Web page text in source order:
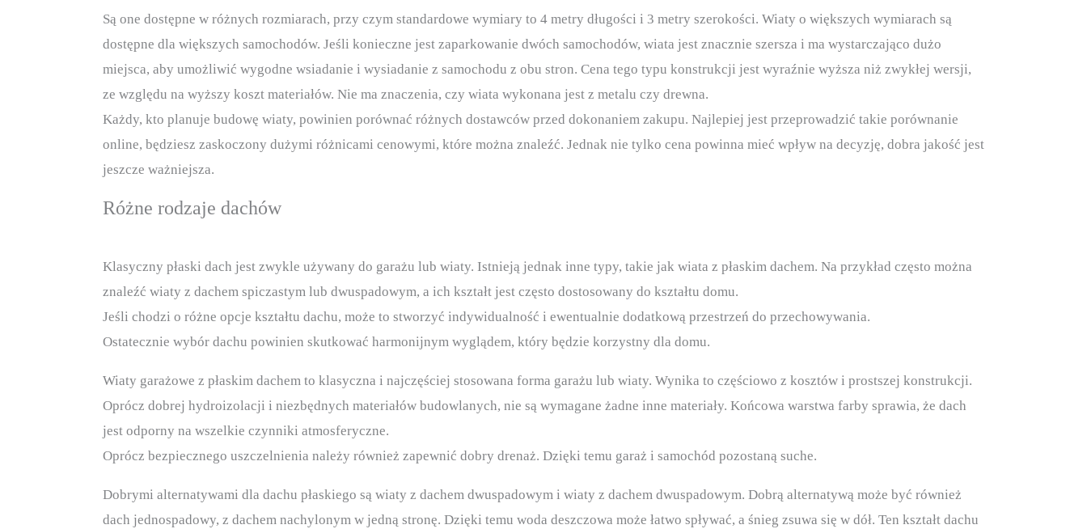
Są one dostępne w różnych rozmiarach, przy czym standardowe wymiary to 4 metry długości i 3 metry szerokości. Wiaty o większych wymiarach są
dostępne dla większych samochodów. Jeśli konieczne jest zaparkowanie dwóch samochodów, wiata jest znacznie szersza i ma wystarczająco dużo
miejsca, aby umożliwić wygodne wsiadanie i wysiadanie z samochodu z obu stron. Cena tego typu konstrukcji jest wyraźnie wyższa niż zwykłej wersji,
ze względu na wyższy koszt materiałów. Nie ma znaczenia, czy wiata wykonana jest z metalu czy drewna.
Każdy, kto planuje budowę wiaty, powinien porównać różnych dostawców przed dokonaniem zakupu. Najlepiej jest przeprowadzić takie porównanie
online, będziesz zaskoczony dużymi różnicami cenowymi, które można znaleźć. Jednak nie tylko cena powinna mieć wpływ na decyzję, dobra jakość jest
jeszcze ważniejsza.
Różne rodzaje dachów
Klasyczny płaski dach jest zwykle używany do garażu lub wiaty. Istnieją jednak inne typy, takie jak wiata z płaskim dachem. Na przykład często można
znaleźć wiaty z dachem spiczastym lub dwuspadowym, a ich kształt jest często dostosowany do kształtu domu.
Jeśli chodzi o różne opcje kształtu dachu, może to stworzyć indywidualność i ewentualnie dodatkową przestrzeń do przechowywania.
Ostatecznie wybór dachu powinien skutkować harmonijnym wyglądem, który będzie korzystny dla domu.
Wiaty garażowe z płaskim dachem to klasyczna i najczęściej stosowana forma garażu lub wiaty. Wynika to częściowo z kosztów i prostszej konstrukcji.
Oprócz dobrej hydroizolacji i niezbędnych materiałów budowlanych, nie są wymagane żadne inne materiały. Końcowa warstwa farby sprawia, że dach
jest odporny na wszelkie czynniki atmosferyczne.
Oprócz bezpiecznego uszczelnienia należy również zapewnić dobry drenaż. Dzięki temu garaż i samochód pozostaną suche.
Dobrymi alternatywami dla dachu płaskiego są wiaty z dachem dwuspadowym i wiaty z dachem dwuspadowym. Dobrą alternatywą może być również
dach jednospadowy, z dachem nachylonym w jedną stronę. Dzięki temu woda deszczowa może łatwo spływać, a śnieg zsuwa się w dół. Ten kształt dachu